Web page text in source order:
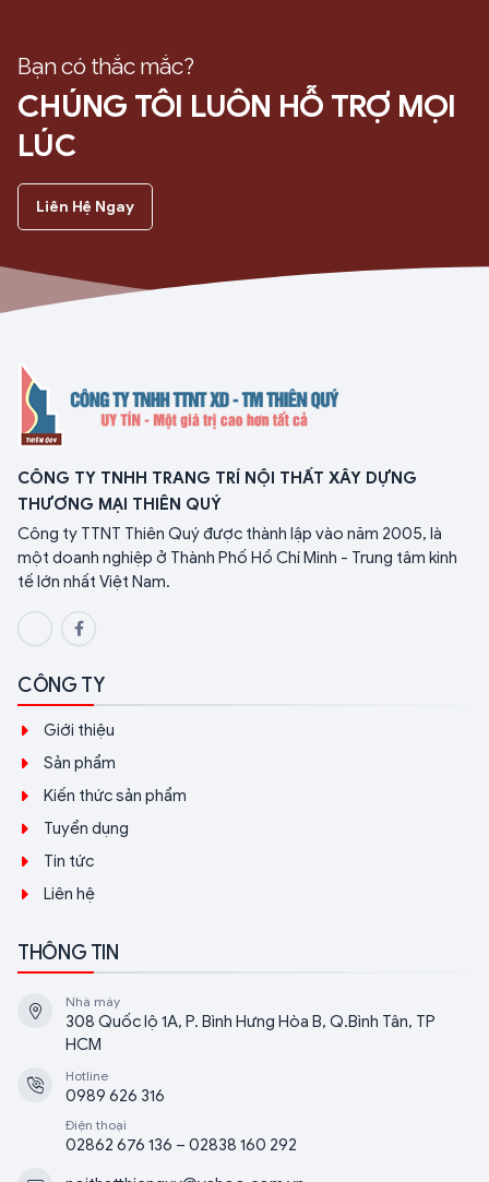
Bạn có thắc mắc?
CHÚNG TÔI LUÔN HỖ TRỢ MỌI
LÚC
Liên Hệ Ngay
CÔNG TY TNHH TRANG TRÍ NỘI THẤT XÂY DỰNG
THƯƠNG MẠI THIÊN QUÝ
Công ty TTNT Thiên Quý được thành lập vào năm 2005, là
một doanh nghiệp ở Thành Phố Hồ Chí Minh - Trung tâm kinh
tế lớn nhất Việt Nam.
CÔNG TY
Giới thiệu
Sản phẩm
Kiến thức sản phẩm
Tuyển dụng
Tin tức
Liên hệ
THÔNG TIN
Nhà máy
308 Quốc lộ 1A, P. Bình Hưng Hòa B, Q.Bình Tân, TP
HCM
Hotline
0989 626 316
Điện thoại
02862 676 136 – 02838 160 292